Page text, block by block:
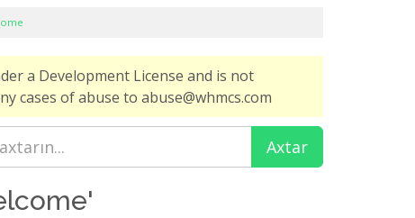
a Development License and is not
cases of abuse to abuse@whmcs.com